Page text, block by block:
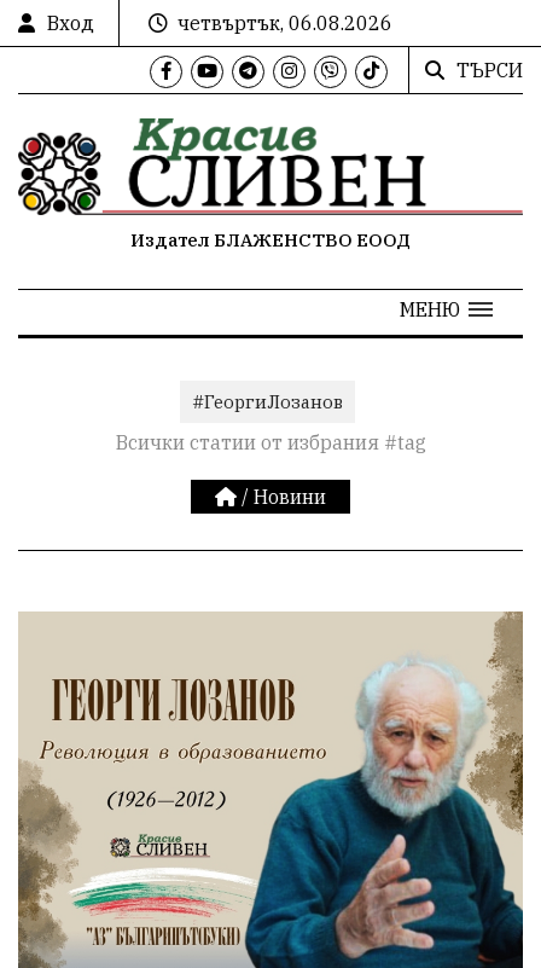
Вход
четвъртък, 06.08.2026
ТЪРСИ
Издател БЛАЖЕНСТВО ЕООД
МЕНЮ
#ГеоргиЛозанов
Всички статии от избрания #tag
/ Новини